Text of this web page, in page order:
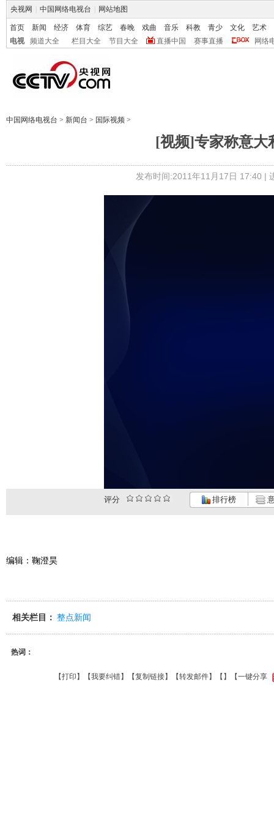
央视网 中国网络电视台 网站地图
首页 新闻 经济 体育 综艺 春晚 戏曲 音乐 科教 青少 文化
艺术
电视
频道大全 栏目大全 节目大全 直播中国 赛事直播 网络
中国网络电视台 > 新闻台 > 国际视频 >
[视频]专家称意大
发布时间:2011年11月17日 17:40 |
评分 排行榜
编辑：鞠澄昊
相关栏目： 整点新闻
热词：
【打印 】【我要纠错】【复制链接】【转发邮件】【 】 【一键分享